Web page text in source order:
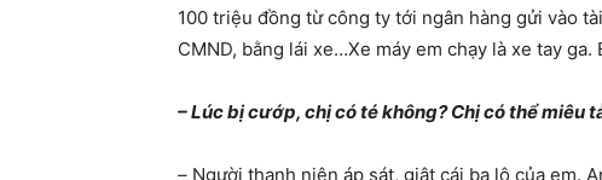
100 triệu đồng từ công ty tới ngân hàng gửi vào
CMND, bằng lái xe…Xe máy em chạy là xe tay
– Lúc bị cướp, chị có té không? Chị có thể miêu
– Người thanh niên áp sát, giật cái ba lô của em.